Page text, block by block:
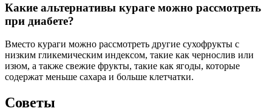
Какие альтернативы кураге можно рассмотреть
при диабете?
Вместо кураги можно рассмотреть другие сухофрукты с
низким гликемическим индексом, такие как чернослив или
изюм, а также свежие фрукты, такие как ягоды, которые
содержат меньше сахара и больше клетчатки.
Советы